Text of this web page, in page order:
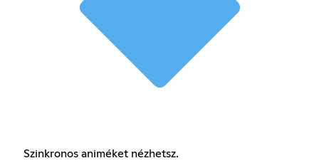
Szinkronos animéket nézhetsz.